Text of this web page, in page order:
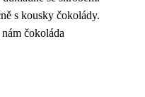
s kousky čokolády.
čokoláda